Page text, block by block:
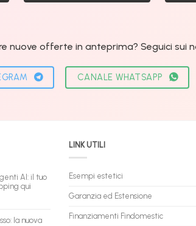
nuove offerte in anteprima? Seguici sui
CANALE WHATSAPP
AI: il tuo
qui
la nuova
LINK UTILI
Esempi estetici
Garanzia ed Estensione
Finanziamenti Findomestic